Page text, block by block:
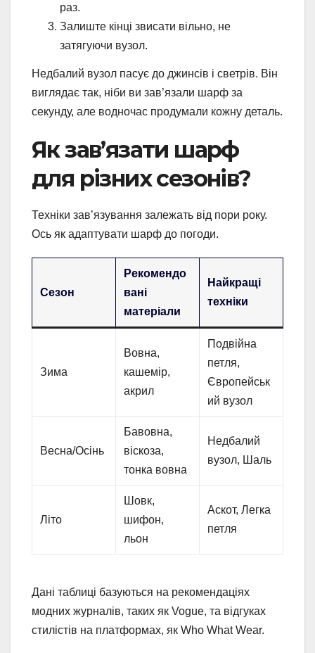
раз.
Залиште кінці звисати вільно, не
затягуючи вузол.
Недбалий вузол пасує до джинсів і светрів. Він
виглядає так, ніби ви зав’язали шарф за
секунду, але водночас продумали кожну деталь.
Як зав’язати шарф
для різних сезонів?
Техніки зав’язування залежать від пори року.
Ось як адаптувати шарф до погоди.
Сезон
Рекомендо
вані
матеріали
Найкращі
техніки
Зима
Вовна,
кашемір,
акрил
Подвійна
петля,
Європейськ
ий вузол
Весна/Осінь
Бавовна,
віскоза,
тонка вовна
Недбалий
вузол, Шаль
Літо
Шовк,
шифон,
льон
Аскот, Легка
петля
Дані таблиці базуються на рекомендаціях
модних журналів, таких як Vogue, та відгуках
стилістів на платформах, як Who What Wear.